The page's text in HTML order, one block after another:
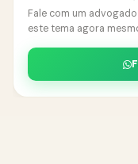
Fale com um
este tema agora